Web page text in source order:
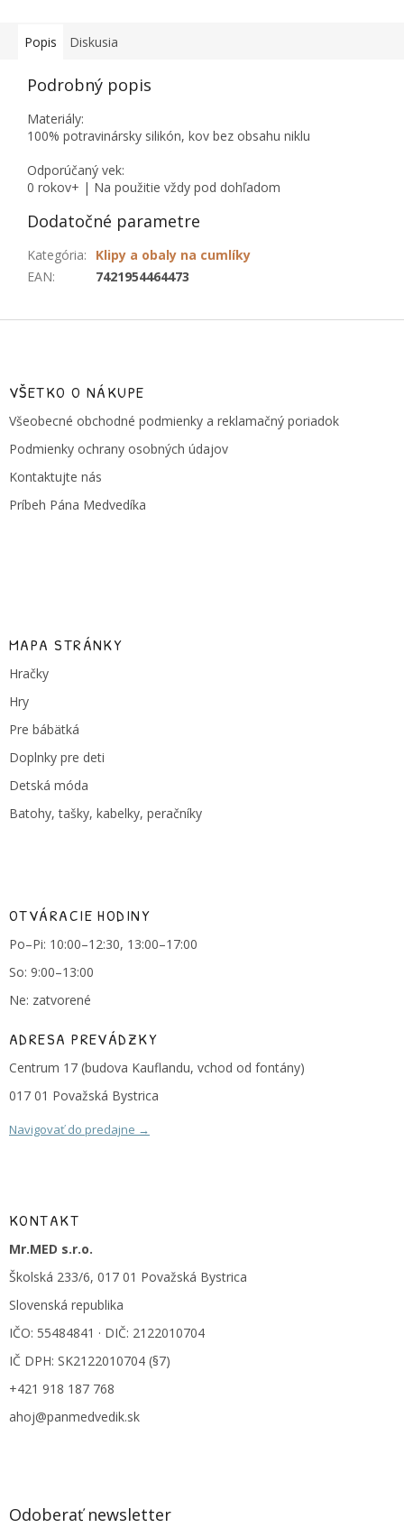
Popis Diskusia
Podrobný popis
Materiály:
100% potravinársky silikón, kov bez obsahu niklu
Odporúčaný vek:
0 rokov+ | Na použitie vždy pod dohľadom
Dodatočné parametre
Kategória:
Klipy a obaly na cumlíky
EAN: 7421954464473
Z
VŠETKO O NÁKUPE
Všeobecné obchodné podmienky a reklamačný poriadok
Podmienky ochrany osobných údajov
Kontaktujte nás
Príbeh Pána Medvedíka
MAPA STRÁNKY
Hračky
Hry
Pre bábätká
Doplnky pre deti
Detská móda
Batohy, tašky, kabelky, peračníky
OTVÁRACIE HODINY
Po–Pi: 10:00–12:30, 13:00–17:00
So: 9:00–13:00
Ne: zatvorené
ADRESA PREVÁDZKY
Centrum 17 (budova Kauflandu, vchod od fontány)
017 01 Považská Bystrica
Navigovať do predajne →
KONTAKT
Mr.MED s.r.o.
Školská 233/6, 017 01 Považská Bystrica
Slovenská republika
IČO: 55484841 · DIČ: 2122010704
IČ DPH: SK2122010704 (§7)
+421 918 187 768
ahoj@panmedvedik.sk
Odoberať newsletter